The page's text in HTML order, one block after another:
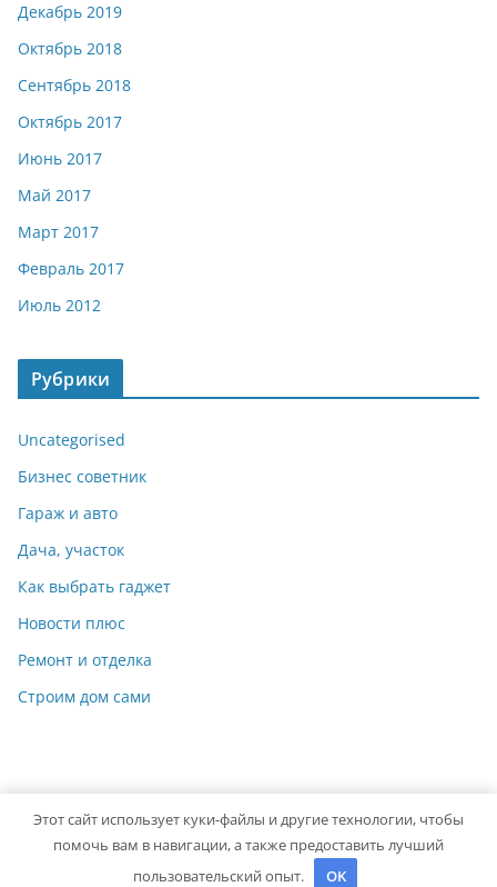
Декабрь 2019
Октябрь 2018
Сентябрь 2018
Октябрь 2017
Июнь 2017
Май 2017
Март 2017
Февраль 2017
Июль 2012
Рубрики
Uncategorised
Бизнес советник
Гараж и авто
Дача, участок
Как выбрать гаджет
Новости плюс
Ремонт и отделка
Строим дом сами
Copyright © 2026 Идеальный ремонт. Powered byColorMag
Этот сайт использует куки-файлы и другие технологии, чтобы
помочь вам в навигации, а также предоставить лучший
пользовательский опыт.
OK